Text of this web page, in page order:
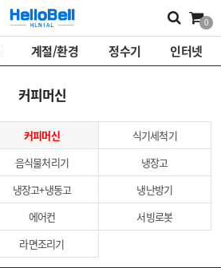
0
계절/환경 정수기 인터넷
커피머신
커피머신
식기세척기
음식물처리기
냉장고
냉장고+냉동고
냉난방기
에어컨
서빙로봇
라면조리기